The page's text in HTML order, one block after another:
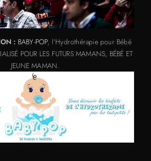
: BABY-POP, l’Hydrothérapie pour Bébé
POUR LES FUTURS MAMANS, BÉBÉ ET
JEUNE MAMAN.